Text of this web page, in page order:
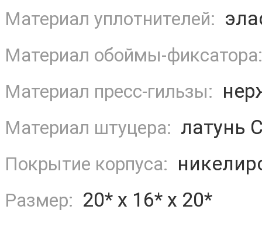
Материал уплотнителей:
Материал обоймы-фиксатора:
Материал пресс-гильзы:
Материал штуцера: латунь
Покрытие корпуса:
Размер: 20* х 16* х 20*